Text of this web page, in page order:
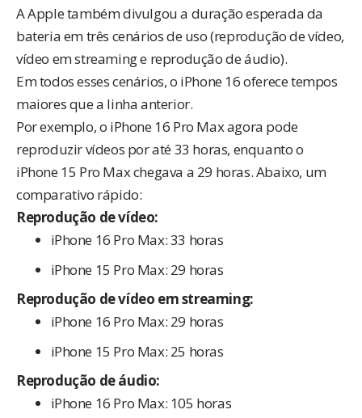
A Apple também divulgou a duração esperada da
bateria em três cenários de uso (reprodução de vídeo,
vídeo em streaming e reprodução de áudio).
Em todos esses cenários, o iPhone 16 oferece tempos
maiores que a linha anterior.
Por exemplo, o iPhone 16 Pro Max agora pode
reproduzir vídeos por até 33 horas, enquanto o
iPhone 15 Pro Max chegava a 29 horas. Abaixo, um
comparativo rápido:
Reprodução de vídeo:
iPhone 16 Pro Max: 33 horas
iPhone 15 Pro Max: 29 horas
Reprodução de vídeo em streaming:
iPhone 16 Pro Max: 29 horas
iPhone 15 Pro Max: 25 horas
Reprodução de áudio:
iPhone 16 Pro Max: 105 horas